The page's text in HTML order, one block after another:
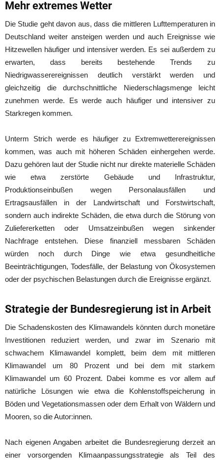
Mehr extremes Wetter
Die Studie geht davon aus, dass die mittleren Lufttemperaturen in
Deutschland weiter ansteigen werden und auch Ereignisse wie
Hitzewellen häufiger und intensiver werden. Es sei außerdem zu
erwarten, dass bereits bestehende Trends zu
Niedrigwasserereignissen deutlich verstärkt werden und
gleichzeitig die durchschnittliche Niederschlagsmenge leicht
zunehmen werde. Es werde auch häufiger und intensiver zu
Starkregen kommen.
Unterm Strich werde es häufiger zu Extremwetterereignissen
kommen, was auch mit höheren Schäden einhergehen werde.
Dazu gehören laut der Studie nicht nur direkte materielle Schäden
wie etwa zerstörte Gebäude und Infrastruktur,
Produktionseinbußen wegen Personalausfällen und
Ertragsausfällen in der Landwirtschaft und Forstwirtschaft,
sondern auch indirekte Schäden, die etwa durch die Störung von
Zuliefererketten oder Umsatzeinbußen wegen sinkender
Nachfrage entstehen. Diese finanziell messbaren Schäden
würden noch durch Dinge wie etwa gesundheitliche
Beeinträchtigungen, Todesfälle, der Belastung von Ökosystemen
oder der psychischen Belastungen durch die Ereignisse ergänzt.
Strategie der Bundesregierung ist in Arbeit
Die Schadenskosten des Klimawandels könnten durch monetäre
Investitionen reduziert werden, und zwar im Szenario mit
schwachem Klimawandel komplett, beim dem mit mittleren
Klimawandel um 80 Prozent und bei dem mit starkem
Klimawandel um 60 Prozent. Dabei komme es vor allem auf
natürliche Lösungen wie etwa die Kohlenstoffspeicherung in
Böden und Vegetationsmassen oder dem Erhalt von Wäldern und
Mooren, so die Autor:innen.
Nach eigenen Angaben arbeitet die Bundesregierung derzeit an
einer vorsorgenden Klimaanpassungsstrategie als Teil des